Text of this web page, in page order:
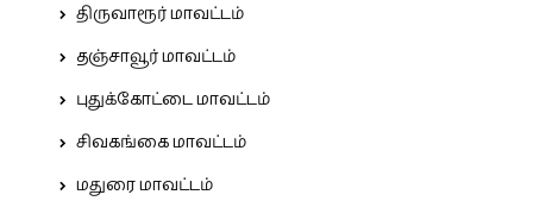
திருவாரூர் மாவட்டம்
தஞ்சாவூர் மாவட்டம்
புதுக்கோட்டை மாவட்டம்
சிவகங்கை மாவட்டம்
மதுரை மாவட்டம்